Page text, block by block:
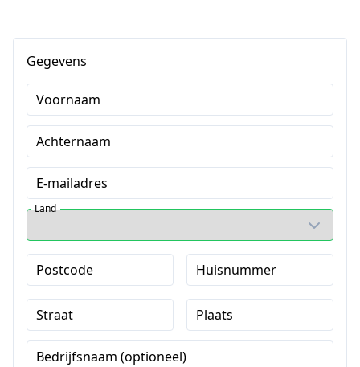
Gegevens
Voornaam
Achternaam
E-mailadres
Land
Postcode Huisnummer
Straat Plaats
Bedrijfsnaam (optioneel)